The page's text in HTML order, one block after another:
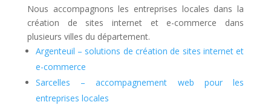
Nous accompagnons les entreprises locales dans la
création de sites internet et e-commerce dans
plusieurs villes du département.
Argenteuil – solutions de création de sites internet et
e-commerce
Sarcelles – accompagnement web pour les
entreprises locales